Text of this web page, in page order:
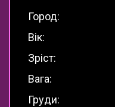
Город:
Вік:
Зріст:
Вага:
Груди: